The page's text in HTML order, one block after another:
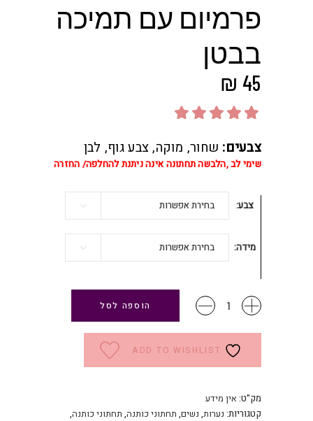
פרמיום עם תמיכה
בבטן
₪ 45
צבעים: שחור, מוקה, צבע גוף, לבן
שימי לב ,הלבשה תחתונה אינה ניתנת להחלפה/ החזרה
צבע בחירת אפשרות
מידה בחירת אפשרות
תחתוני
כותנה
פרמיום
תמיכה
כמות
הוספה לסל
ADD TO WISHLIST
מק"ט: אין מידע
קטגוריות: נערות, נשים, תחתוני כותנה, תחתוני כותנה,